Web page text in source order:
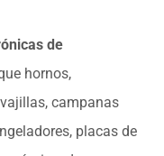
de
hornos,
campanas
placas de